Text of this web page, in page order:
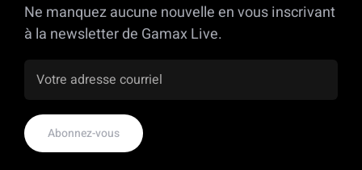
Ne manquez aucune nouvelle en vous inscrivant
à la newsletter de Gamax Live.